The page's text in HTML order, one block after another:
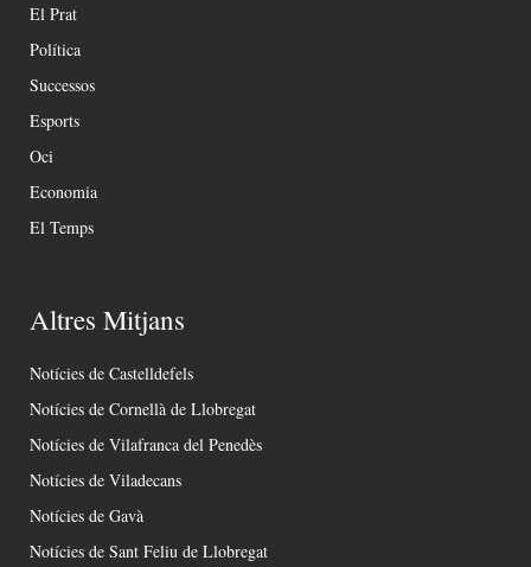
El Prat
Política
Successos
Esports
Oci
Economia
El Temps
Altres Mitjans
Notícies de Castelldefels
Notícies de Cornellà de Llobregat
Notícies de Vilafranca del Penedès
Notícies de Viladecans
Notícies de Gavà
Notícies de Sant Feliu de Llobregat